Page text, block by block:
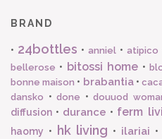
BRAND
• 24bottles • anniel• atipico
bellerose • bitossi home •
bonne maison • brabantia•
dansko • done • douuod
diffusion • durance • ferm
haomy • hk living • ilariai